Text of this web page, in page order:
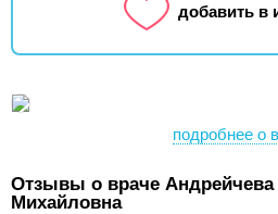
добавить в
подробнее о
Отзывы о враче Андрейчева
Михайловна